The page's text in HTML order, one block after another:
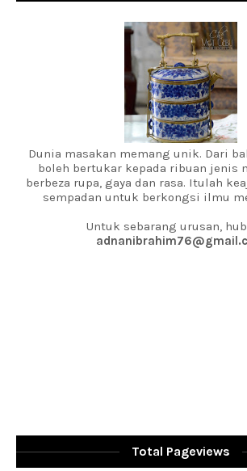
Dunia masakan memang unik. Dari
boleh bertukar kepada ribuan jenis
berbeza rupa, gaya dan rasa. Itulah
sempadan untuk berkongsi ilmu
Untuk sebarang urusan,
Total Pageviews